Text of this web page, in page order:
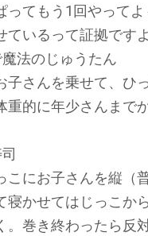
ってもう1回やって
ているって証拠です
法のじゅうたん
子さんを乗せて、ひ
重的に年少さんまで
こにお子さんを縦（
寝かせてはじっこか
。巻き終わったら反